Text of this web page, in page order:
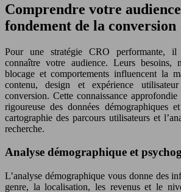
Comprendre votre
fondement de la conversion
Pour une stratégie CRO performante, il
connaître votre audience. Leurs besoins,
blocage et comportements influencent la
contenu, design et expérience
conversion. Cette connaissance
rigoureuse des données démographiques
cartographie des parcours utilisateurs et
recherche.
Analyse démographique et
L’analyse démographique vous donne des
genre, la localisation, les revenus et le